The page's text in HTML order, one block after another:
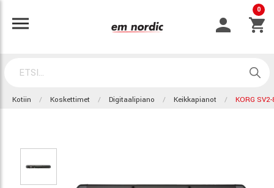
0
Kotiin Koskettimet Digitaalipiano Keikkapianot KORG